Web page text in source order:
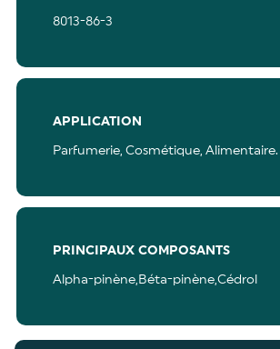
8013-86-3
APPLICATION
Parfumerie, Cosmétique, Alimentaire.
PRINCIPAUX COMPOSANTS
Alpha-pinène,Béta-pinène,Cédrol